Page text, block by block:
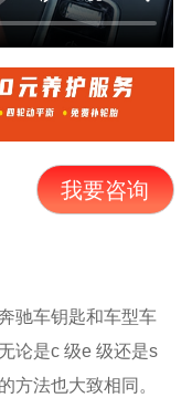
我要咨询
驰车钥匙和车型车
论是c级e级还是s
方法也大致相同。